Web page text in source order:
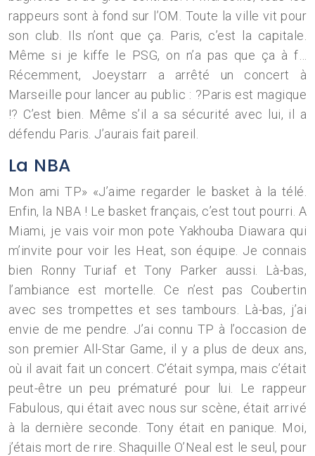
rappeurs sont à fond sur l’OM. Toute la ville vit pour
son club. Ils n’ont que ça. Paris, c’est la capitale.
Même si je kiffe le PSG, on n’a pas que ça à f…
Récemment, Joeystarr a arrêté un concert à
Marseille pour lancer au public : ?Paris est magique
!? C’est bien. Même s’il a sa sécurité avec lui, il a
défendu Paris. J’aurais fait pareil.
La NBA
Mon ami TP» «J’aime regarder le basket à la télé.
Enfin, la NBA ! Le basket français, c’est tout pourri. A
Miami, je vais voir mon pote Yakhouba Diawara qui
m’invite pour voir les Heat, son équipe. Je connais
bien Ronny Turiaf et Tony Parker aussi. Là-bas,
l’ambiance est mortelle. Ce n’est pas Coubertin
avec ses trompettes et ses tambours. Là-bas, j’ai
envie de me pendre. J’ai connu TP à l’occasion de
son premier All-Star Game, il y a plus de deux ans,
où il avait fait un concert. C’était sympa, mais c’était
peut-être un peu prématuré pour lui. Le rappeur
Fabulous, qui était avec nous sur scène, était arrivé
à la dernière seconde. Tony était en panique. Moi,
j’étais mort de rire. Shaquille O’Neal est le seul, pour